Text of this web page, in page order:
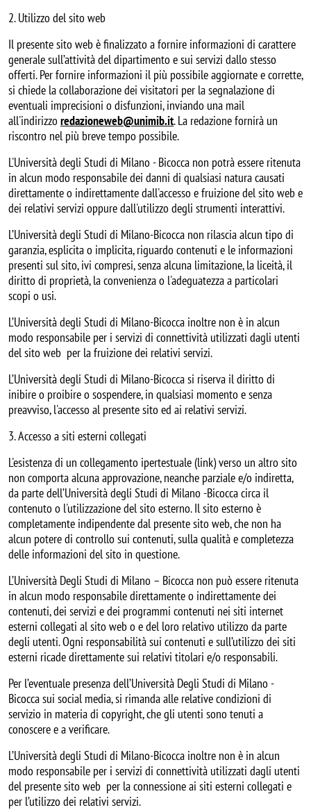
2. Utilizzo del sito web
Il presente sito web è finalizzato a fornire informazioni di carattere
generale sull’attività del dipartimento e sui servizi dallo stesso
offerti. Per fornire informazioni il più possibile aggiornate e corrette,
si chiede la collaborazione dei visitatori per la segnalazione di
eventuali imprecisioni o disfunzioni, inviando una mail
all'indirizzoredazioneweb@unimib.it. La redazione fornirà un
riscontro nel più breve tempo possibile.
L'Università degli Studi di Milano - Bicocca non potrà essere ritenuta
in alcun modo responsabile dei danni di qualsiasi natura causati
direttamente o indirettamente dall'accesso e fruizione del sito web e
dei relativi servizi oppure dall'utilizzo degli strumenti interattivi.
L’Università degli Studi di Milano-Bicocca non rilascia alcun tipo di
garanzia, esplicita o implicita, riguardo contenuti e le informazioni
presenti sul sito, ivi compresi, senza alcuna limitazione, la liceità, il
diritto di proprietà, la convenienza o l'adeguatezza a particolari
scopi o usi.
L’Università degli Studi di Milano-Bicocca inoltre non è in alcun
modo responsabile per i servizi di connettività utilizzati dagli utenti
del sito web per la fruizione dei relativi servizi.
L’Università degli Studi di Milano-Bicocca si riserva il diritto di
inibire o proibire o sospendere, in qualsiasi momento e senza
preavviso, l'accesso al presente sito ed ai relativi servizi.
3. Accesso a siti esterni collegati
L'esistenza di un collegamento ipertestuale (link) verso un altro sito
non comporta alcuna approvazione, neanche parziale e/o indiretta,
da parte dell’Università degli Studi di Milano -Bicocca circa il
contenuto o l'utilizzazione del sito esterno. Il sito esterno è
completamente indipendente dal presente sito web, che non ha
alcun potere di controllo sui contenuti, sulla qualità e completezza
delle informazioni del sito in questione.
L’Università Degli Studi di Milano – Bicocca non può essere ritenuta
in alcun modo responsabile direttamente o indirettamente dei
contenuti, dei servizi e dei programmi contenuti nei siti internet
esterni collegati al sito web o e del loro relativo utilizzo da parte
degli utenti. Ogni responsabilità sui contenuti e sull’utilizzo dei siti
esterni ricade direttamente sui relativi titolari e/o responsabili.
Per l’eventuale presenza dell’Università Degli Studi di Milano -
Bicocca sui social media, si rimanda alle relative condizioni di
servizio in materia di copyright, che gli utenti sono tenuti a
conoscere e a verificare.
L’Università degli Studi di Milano-Bicocca inoltre non è in alcun
modo responsabile per i servizi di connettività utilizzati dagli utenti
del presente sito web per la connessione ai siti esterni collegati e
per l’utilizzo dei relativi servizi.